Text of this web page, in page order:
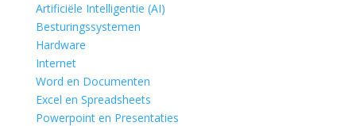
Artificiële Intelligentie (AI)
Besturingssystemen
Hardware
Internet
Word en Documenten
Excel en Spreadsheets
Powerpoint en Presentaties